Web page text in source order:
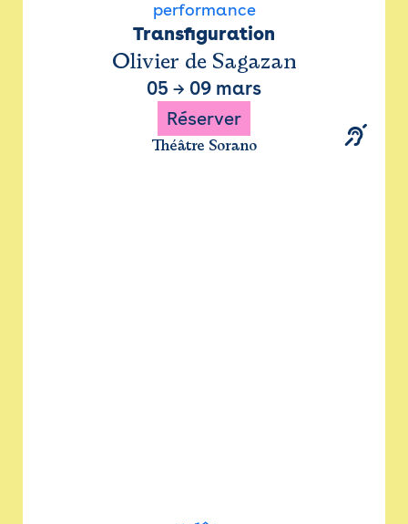
performance
Transfiguration
Olivier de Sagazan
05 → 09 mars
Réserver
Théâtre Sorano